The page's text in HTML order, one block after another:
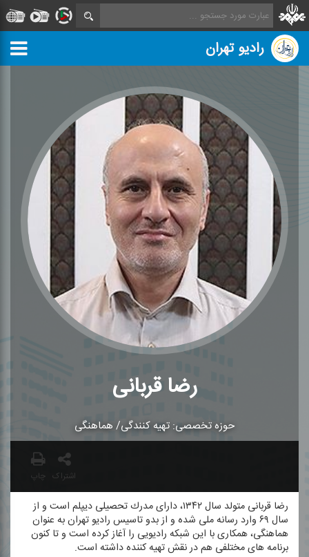
رادیو تهران
رضا قربانی
حوزه تخصصی: تهیه كنندگی/ هماهنگی
اشتراک چاپ
رضا قربانی متولد سال ۱۳۴۲، دارای مدرك تحصیلی دیپلم است و از
سال ۶۹ وارد رسانه ملی شده و از بدو تاسیس رادیو تهران به عنوان
هماهنگی، همكاری با این شبكه رادیویی را آغاز كرده است و تا كنون
برنامه های مختلفی هم در نقش تهیه كننده داشته است.